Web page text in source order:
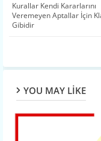
Kurallar Kendi Kararlarını
Veremeyen Aptallar İçin
Gibidir
YOU MAY LIKE